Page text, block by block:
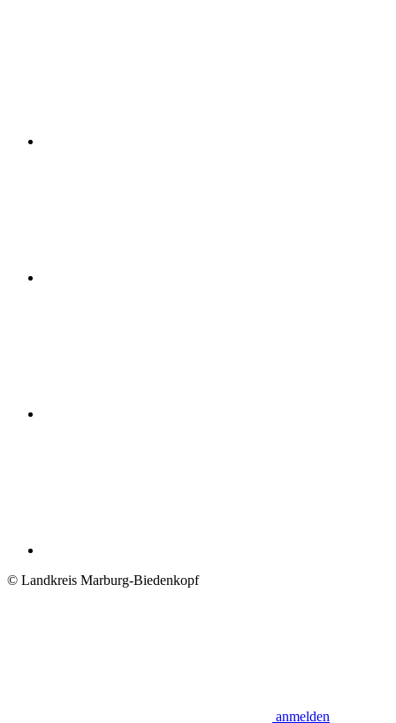
© Landkreis Marburg-Biedenkopf
anmelden